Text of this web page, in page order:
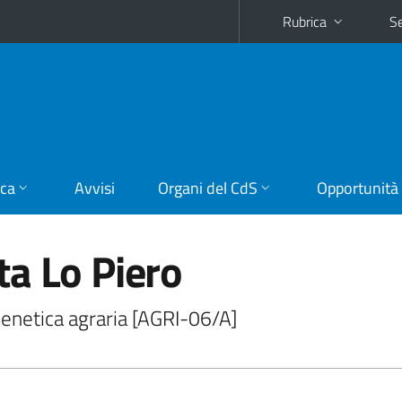
Rubrica
Avvisi Organi del CdS Opportunità
Lo Piero
agraria [AGRI-06/A]